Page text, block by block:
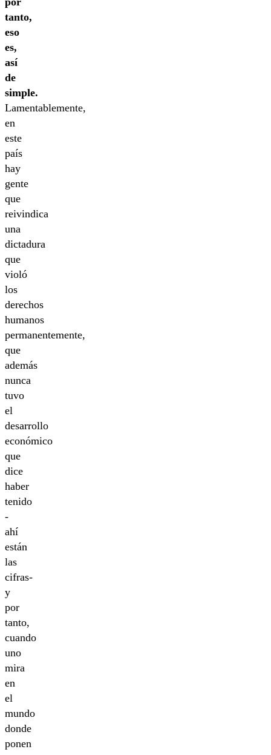
tanto,
eso
es,
así
de
simple.
Lamentablemente,
en
este
país
hay
gente
que
reivindica
una
dictadura
que
violó
los
derechos
humanos
permanentemente,
que
además
nunca
tuvo
el
desarrollo
económico
que
dice
haber
tenido
-
ahí
están
las
cifras-
y
por
tanto,
cuando
uno
mira
en
el
mundo
donde
ponen